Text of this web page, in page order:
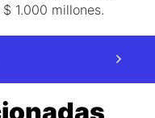
1.000 millones.